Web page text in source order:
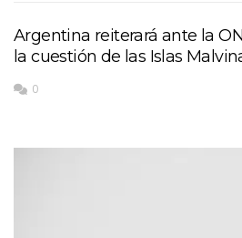
Argentina reiterará ante la
la cuestión de las Islas
0